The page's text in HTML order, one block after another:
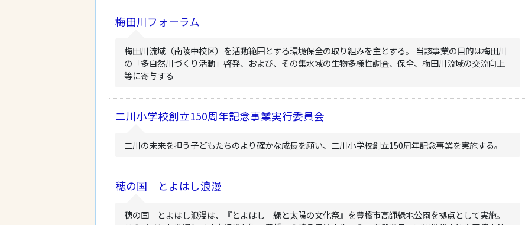
梅田川フォーラム
梅田川流域（南陵中校区）を活動範囲とする環境保全の取り組みを主とする。 当該事業の目的は梅田川
の「多自然川づくり活動」啓発、および、その集水域の生物多様性調査、保全、梅田川流域の交流向上
等に寄与する
二川小学校創立150周年記念事業実行委員会
二川の未来を担う子どもたちのより確かな成長を願い、二川小学校創立150周年記念事業を実施する。
穂の国 とよはし浪漫
穂の国 とよはし浪漫は、『とよはし 緑と太陽の文化祭』を豊橋市高師緑地公園を拠点として実施。